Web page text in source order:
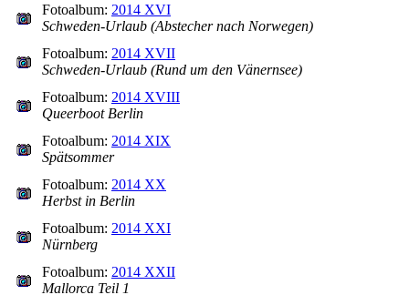
Fotoalbum: 2014 XVI
Schweden-Urlaub (Abstecher nach Norwegen)
Fotoalbum: 2014 XVII
Schweden-Urlaub (Rund um den Vänernsee)
Fotoalbum: 2014 XVIII
Queerboot Berlin
Fotoalbum: 2014 XIX
Spätsommer
Fotoalbum: 2014 XX
Herbst in Berlin
Fotoalbum: 2014 XXI
Nürnberg
Fotoalbum: 2014 XXII
Mallorca Teil 1